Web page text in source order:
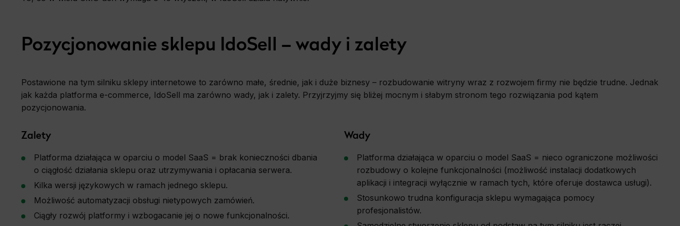
Pozycjonowanie sklepu IdoSell – wady i zalety
Postawione na tym silniku sklepy internetowe to zarówno małe, średnie, jak i duże biznesy – rozbudowanie witryny wraz z rozwojem firmy nie będzie trudne. Jednak
jak każda platforma e-commerce, IdoSell ma zarówno wady, jak i zalety. Przyjrzyjmy się bliżej mocnym i słabym stronom tego rozwiązania pod kątem
pozycjonowania.
Zalety
Platforma działająca w oparciu o model SaaS = brak konieczności dbania
o ciągłość działania sklepu oraz utrzymywania i opłacania serwera.
Kilka wersji językowych w ramach jednego sklepu.
Możliwość automatyzacji obsługi nietypowych zamówień.
Ciągły rozwój platformy i wzbogacanie jej o nowe funkcjonalności.
Wady
Platforma działająca w oparciu o model SaaS = nieco ograniczone możliwości
rozbudowy o kolejne funkcjonalności (możliwość instalacji dodatkowych
aplikacji i integracji wyłącznie w ramach tych, które oferuje dostawca usługi).
Stosunkowo trudna konfiguracja sklepu wymagająca pomocy
profesjonalistów.